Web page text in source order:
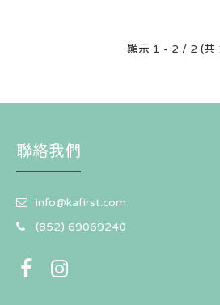
oottbebe - 오뜨스카프(가을)
顯示 1 - 2 / 2 (共
聯絡我們
info@kafirst.com
(852) 69069240